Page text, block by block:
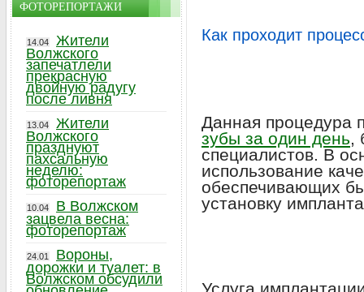
Как проходит
Данная процедура
зубы за один день,
специалистов. В
использование
обеспечивающих
установку
ФОТОРЕПОРТАЖИ
14.04
Жители
Волжского
запечатлели
прекрасную
двойную радугу
после ливня
13.04
Жители
Волжского
празднуют
пахсальную
неделю:
фоторепортаж
10.04
В Волжском
зацвела весна:
фоторепортаж
24.01
Вороны,
дорожки и туалет: в
Волжском обсудили